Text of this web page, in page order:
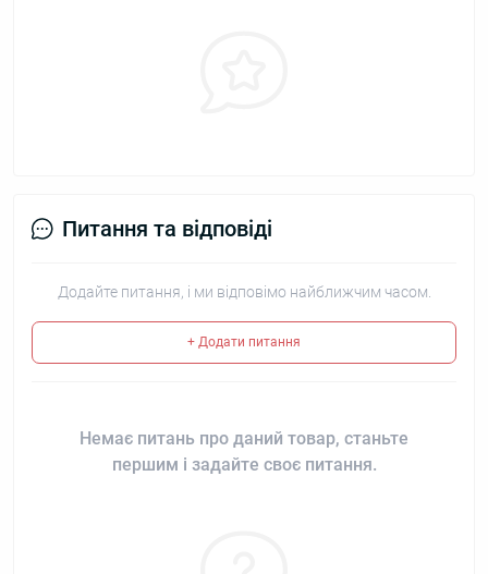
Питання та відповіді
Додайте питання, і ми відповімо найближчим часом.
+ Додати питання
Немає питань про даний товар, станьте
першим і задайте своє питання.